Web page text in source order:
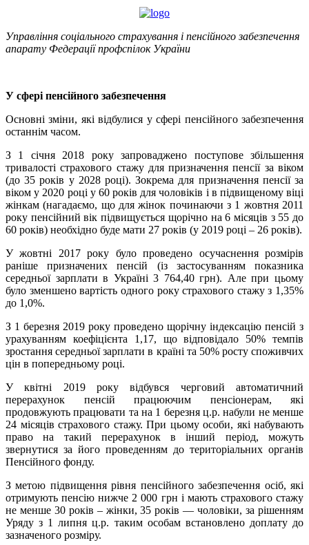
Управління соціального страхування і пенсійного забезпечення
апарату Федерації профспілок України
У сфері пенсійного забезпечення
Основні зміни, які відбулися у сфері пенсійного забезпечення
останнім часом.
З 1 січня 2018 року запроваджено поступове збільшення
тривалості страхового стажу для призначення пенсії за віком
(до 35 років у 2028 році). Зокрема для призначення пенсії за
віком у 2020 році у 60 років для чоловіків і в підвищеному віці
жінкам (нагадаємо, що для жінок починаючи з 1 жовтня 2011
року пенсійний вік підвищується щорічно на 6 місяців з 55 до
60 років) необхідно буде мати 27 років (у 2019 році – 26 років).
У жовтні 2017 року було проведено осучаснення розмірів
раніше призначених пенсій (із застосуванням показника
середньої зарплати в Україні 3 764,40 грн). Але при цьому
було зменшено вартість одного року страхового стажу з 1,35%
до 1,0%.
З 1 березня 2019 року проведено щорічну індексацію пенсій з
урахуванням коефіцієнта 1,17, що відповідало 50% темпів
зростання середньої зарплати в країні та 50% росту споживчих
цін в попередньому році.
У квітні 2019 року відбувся черговий автоматичний
перерахунок пенсій працюючим пенсіонерам, які
продовжують працювати та на 1 березня ц.р. набули не менше
24 місяців страхового стажу. При цьому особи, які набувають
право на такий перерахунок в інший період, можуть
звернутися за його проведенням до територіальних органів
Пенсійного фонду.
З метою підвищення рівня пенсійного забезпечення осіб, які
отримують пенсію нижче 2 000 грн і мають страхового стажу
не менше 30 років – жінки, 35 років — чоловіки, за рішенням
Уряду з 1 липня ц.р. таким особам встановлено доплату до
зазначеного розміру.